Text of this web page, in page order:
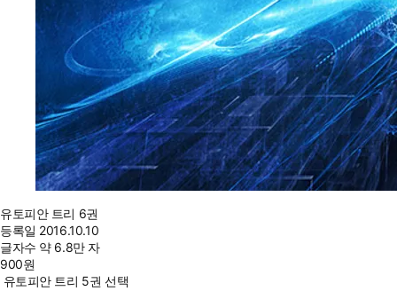
유토피안 트리 6권
등록일 2016.10.10
글자수 약 6.8만 자
900원
유토피안 트리 5권 선택